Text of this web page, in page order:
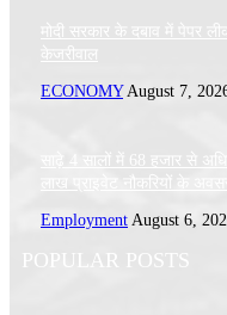
मोदी सरकार के दबाव में पेपर
केजरीवाल
ECONOMY August 7,
साढ़े 4 सालों में 68 हजार से
लाख प्राइवेट नौकरियों के
Employment August 6,
POPULAR POSTS